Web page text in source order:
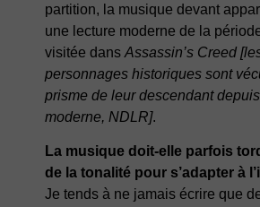
partition, la musique devant
une lecture moderne de la
visitée dans Assassin’s Creed
personnages historiques sont
prisme de leur descendant
moderne, NDLR].
La musique doit-elle parfois
de la tonalité pour s’adapter à
Je tends à ne jamais écrire que